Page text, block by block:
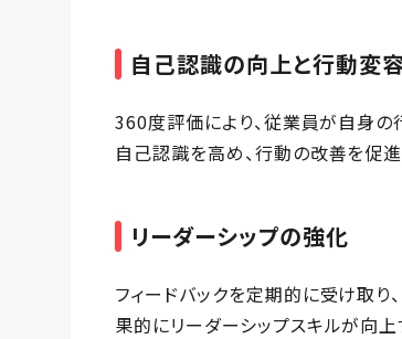
自己認識の向上と行動変
360度評価により、従業員が自身の
自己認識を高め、行動の改善を促進
リーダーシップの強化
フィードバックを定期的に受け取り
果的にリーダーシップスキルが向上